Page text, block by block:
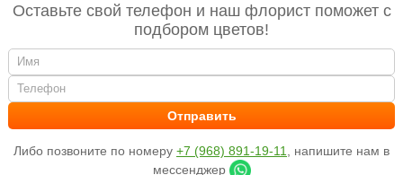
Оставьте свой телефон и наш флорист поможет с
подбором цветов!
Либо позвоните по номеру +7 (968) 891-19-11
, напишите нам в
мессенджер